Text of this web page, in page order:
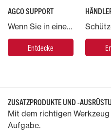
AGCO SUPPORT
Wenn Sie in eine Maschine von Massey Ferguson investieren, steht AGCO, der weltweit größte Anbieter von Landmaschinen, Ihnen stets zur Seite.
Entdecke
ZUSATZPRODUKTE UND -
Mit dem richtigen
Aufgabe.